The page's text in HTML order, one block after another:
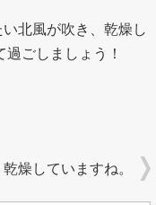
北風が吹き、乾燥し
ごしましょう！
乾燥していますね。